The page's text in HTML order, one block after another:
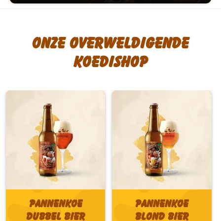
Onze overweldigende
koedishop
Pannenkoe
Dubbel bier
Pannenkoe
Blond bier